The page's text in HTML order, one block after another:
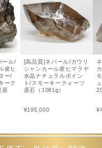
ール/
産ヒ
ー/
ーク
原
[高品質]ネパール/ガウリ
シャンカール産ヒマラヤ
水晶ナチュラルポイン
ト/スモーキークォーツ
原石（1081g）
¥195,000 ¥